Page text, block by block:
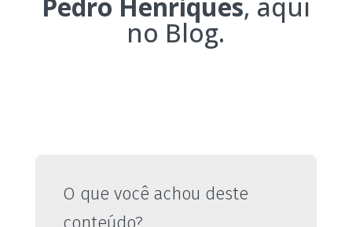
no Blog.
O que você achou deste
conteúdo?